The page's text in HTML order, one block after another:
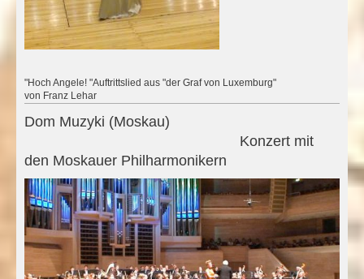
"Hoch Angele! "Auftrittslied aus "der Graf von Luxemburg"
von Franz Lehar
Dom Muzyki (Moskau)
Konzert mit
den Moskauer Philharmonikern